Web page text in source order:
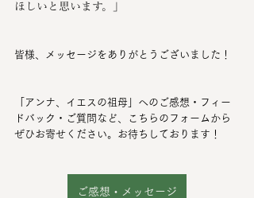
ほしいと思います。」
皆様、メッセージをありがとうございました！
「アンナ、イエスの祖母」へのご感想・フィー
ドバック・ご質問など、こちらのフォームから
ぜひお寄せください。お待ちしております！
ご感想・メッセージ